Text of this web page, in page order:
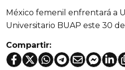
México femenil enfrentará a
Universitario BUAP este 30
Compartir: